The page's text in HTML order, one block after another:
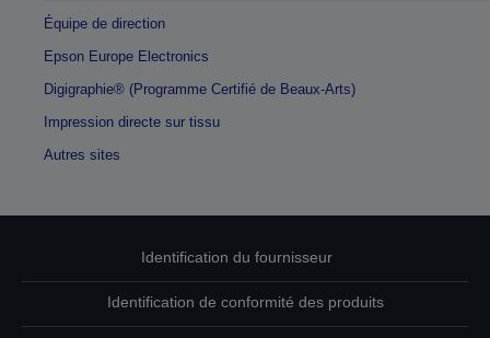
Équipe de direction
Epson Europe Electronics
Digigraphie® (Programme Certifié de Beaux-Arts)
Impression directe sur tissu
Autres sites
Identification du fournisseur
Identification de conformité des produits